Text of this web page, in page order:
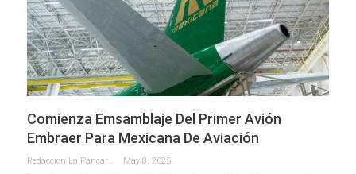
Comienza Emsamblaje Del Primer Avión
Embraer Para Mexicana De Aviación
Redaccion La Pancarta De Quintana Roo May 8, 2025